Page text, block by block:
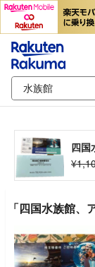
四
「四国水族館